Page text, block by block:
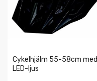
Cykelhjälm 55-58cm med
LED-ljus